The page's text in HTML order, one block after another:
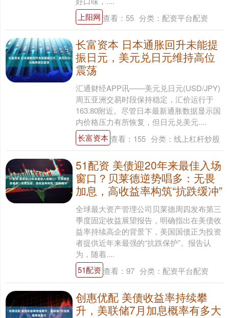
上阳网 查看： 55 分类： 配资平台配资
长富资本 日本通胀回升未能提
振日元，美元兑日元维持高位
震荡
汇通财经APP讯——美元兑日元(USD/JPY)
周五亚洲交易时段保持稳定，汇价运行于
163.80附近。尽管日本最新通胀数据显示国
内价格压力有所恢复，但日元兑美元....
长富资本 查看： 155 分类： 线上杠杆炒股
51配资 美债迎20年来最佳入场
窗口？贝莱德逆势唱多：无畏
加息，高收益率构筑“抗跌缓冲”
全球最大资产管理公司贝莱德周四发布第三
季度固定收益展望报告，明确指出在美债收
益率持续高企的背景下，美国国债正为投资
者提供近年来最强的“抗跌保护”。报告认
为，随着....
51配资 查看： 97 分类： 配资平台配资
创惠优配 美债收益率持续攀
升，美联储7月加息概率有多大